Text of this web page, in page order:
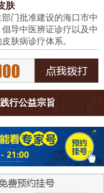
肤
门批准建设的海口市中
导中医辨证诊疗以及中
肤病诊疗体系。
行公益宗旨